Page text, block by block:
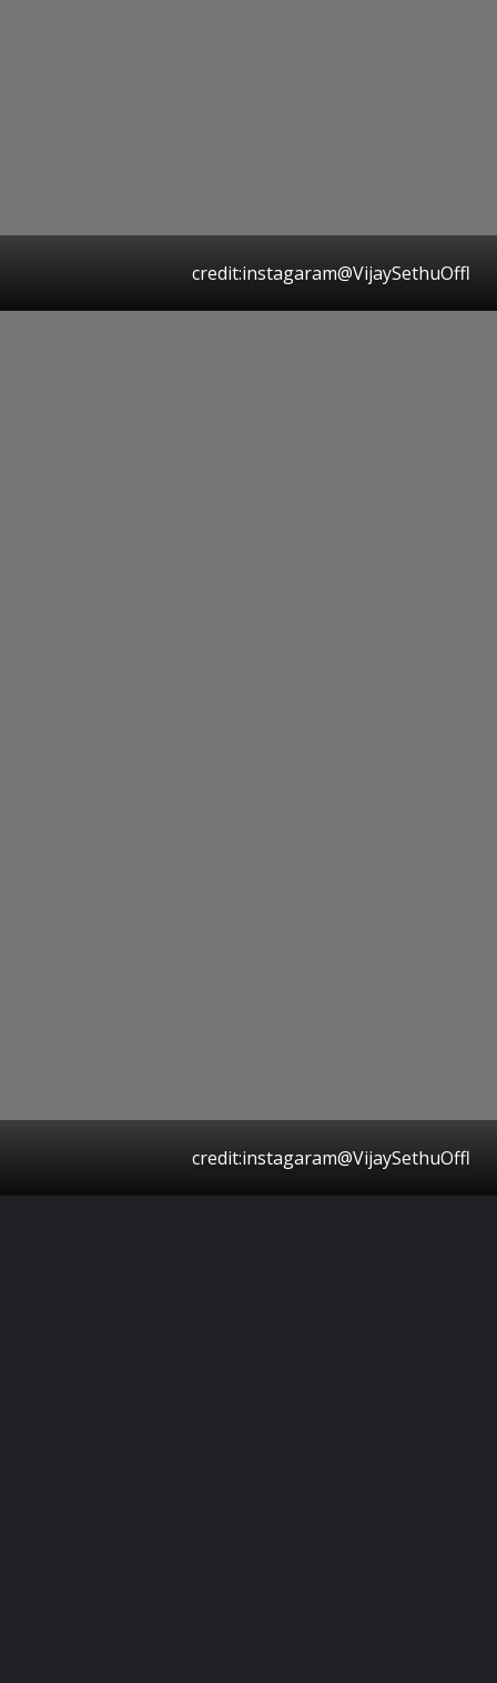
credit:instagaram@VijaySethuOffl
credit:instagaram@VijaySethuOffl